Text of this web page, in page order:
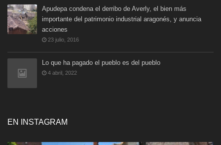
Apudepa condena el derribo de Averly, el bien más
importante del patrimonio industrial aragonés, y anuncia
acciones
23 julio, 2016
Lo que ha pagado el pueblo es del pueblo
4 abril, 2022
EN INSTAGRAM